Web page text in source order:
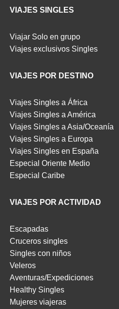
VIAJES SINGLES
Viajar Solo en grupo
Viajes exclusivos Singles
VIAJES POR DESTINO
Viajes Singles a África
Viajes Singles a América
Viajes Singles a Asia/Oceanía
Viajes Singles a Europa
Viajes Singles en España
Especial Oriente Medio
Especial Caribe
VIAJES POR ACTIVIDAD
Escapadas
Cruceros singles
Singles con niños
Veleros
Aventuras/Expediciones
Healthy Singles
Mujeres viajeras